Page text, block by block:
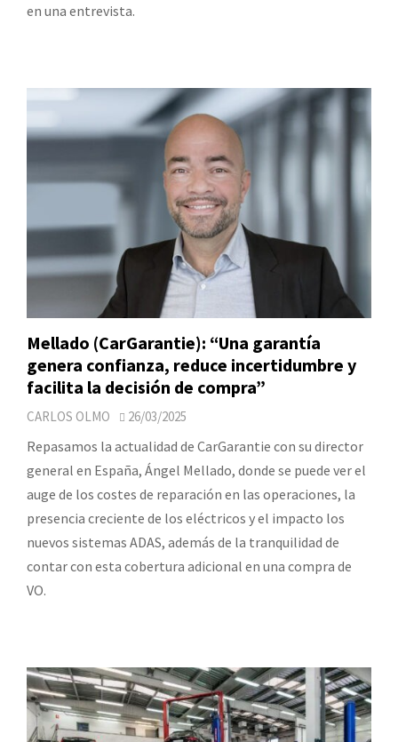
en una entrevista.
Mellado (CarGarantie): “Una garantía
genera confianza, reduce incertidumbre y
facilita la decisión de compra”
CARLOS OLMO 26/03/2025
Repasamos la actualidad de CarGarantie con su director
general en España, Ángel Mellado, donde se puede ver el
auge de los costes de reparación en las operaciones, la
presencia creciente de los eléctricos y el impacto los
nuevos sistemas ADAS, además de la tranquilidad de
contar con esta cobertura adicional en una compra de
VO.